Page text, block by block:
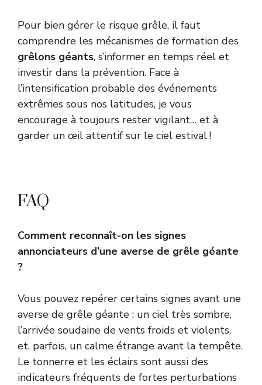
Pour bien gérer le risque grêle, il faut
comprendre les mécanismes de formation des
grêlons géants, s’informer en temps réel et
investir dans la prévention. Face à
l’intensification probable des événements
extrêmes sous nos latitudes, je vous
encourage à toujours rester vigilant… et à
garder un œil attentif sur le ciel estival !
FAQ
Comment reconnaît-on les signes
annonciateurs d’une averse de grêle géante
?
Vous pouvez repérer certains signes avant une
averse de grêle géante : un ciel très sombre,
l’arrivée soudaine de vents froids et violents,
et, parfois, un calme étrange avant la tempête.
Le tonnerre et les éclairs sont aussi des
indicateurs fréquents de fortes perturbations